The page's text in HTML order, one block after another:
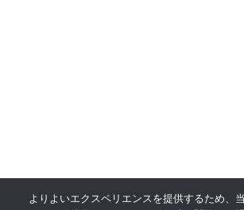
よりよいエクスペリエンスを提供するため、